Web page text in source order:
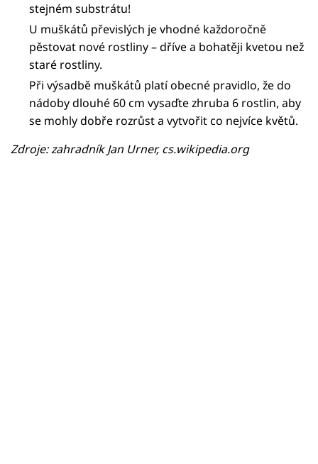
stejném substrátu!
U muškátů převislých je vhodné každoročně
pěstovat nové rostliny – dříve a bohatěji kvetou než
staré rostliny.
Při výsadbě muškátů platí obecné pravidlo, že do
nádoby dlouhé 60 cm vysaďte zhruba 6 rostlin, aby
se mohly dobře rozrůst a vytvořit co nejvíce květů.
Zdroje: zahradník Jan Urner, cs.wikipedia.org